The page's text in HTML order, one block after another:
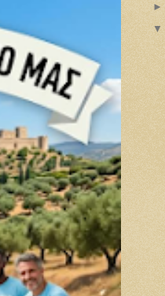
►
▼